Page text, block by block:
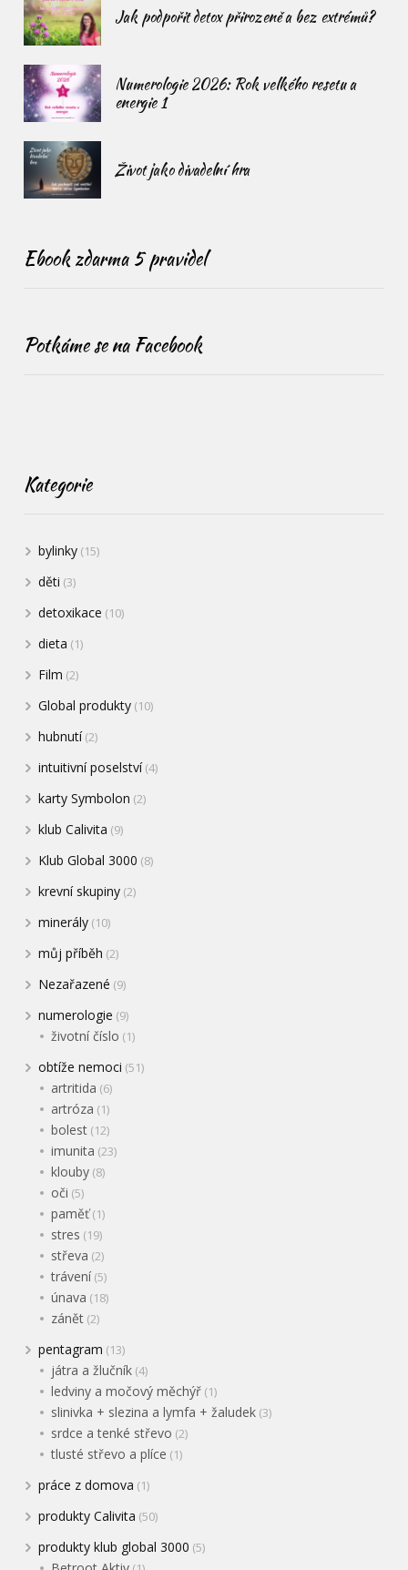
Jak podpořit detox přirozeně a bez extrémů?
Numerologie 2026: Rok velkého resetu a
energie 1
Život jako divadelní hra
Ebook zdarma 5 pravidel
Potkáme se na Facebook
Kategorie
bylinky (15)
děti (3)
detoxikace (10)
dieta (1)
Film (2)
Global produkty (10)
hubnutí(2)
intuitivní poselství(4)
karty Symbolon (2)
klub Calivita (9)
Klub Global 3000 (8)
krevní skupiny (2)
minerály (10)
můj příběh (2)
Nezařazené (9)
numerologie (9)
životní číslo (1)
obtíže nemoci (51)
artritida (6)
artróza (1)
bolest (12)
imunita (23)
klouby (8)
oči (5)
paměť(1)
stres (19)
střeva (2)
trávení(5)
únava (18)
zánět (2)
pentagram (13)
játra a žlučník (4)
ledviny a močový měchýř (1)
slinivka + slezina a lymfa + žaludek (3)
srdce a tenké střevo (2)
tlusté střevo a plíce (1)
práce z domova (1)
produkty Calivita (50)
produkty klub global 3000 (5)